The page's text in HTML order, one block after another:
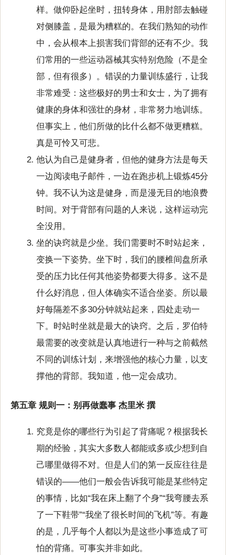
样。做仰卧起坐时，扭转身体，用肘部去触碰
对侧膝盖，是最为糟糕的。在我们熟知的动作
中，会从根本上损害我们背部的还有不少。我
们常用的一些运动器械其实特别危险（不是全
部，但有很多）。错误的力量训练盛行，让我
非常难受：这些极好的男士和女士，为了拥有
健康的身体和强壮的身材，非常努力地训练。
但事实上，他们所做的比什么都不做更糟糕。
真是可怜又可悲。
他认为自己是健身者，但他的健身方法是每天
一边阅读电子邮件，一边在跑步机上锻炼45分
钟。我不认为这是健身，而是漫无目的地浪费
时间。对于背部有问题的人来说，这样运动完
全没用。
坐的诀窍就是少坐。我们需要时不时站起来，
变换一下姿势。坐下时，我们的腰椎间盘所承
受的压力比任何其他姿势都要大得多。这不是
什么好消息，但人体确实不适合坐姿。所以最
好每隔差不多30分钟就站起来，四处走动一
下。时站时坐就是最大的诀窍。之后，罗伯特
最需要的改变就是认真地进行一种与之前截然
不同的训练计划，来增强他的核心力量，以支
撑他的背部。我知道，他一定会成功。
第五章 规则一：别再做蠢事 杰里米 撰
究竟是你的哪些行为引起了背痛呢？根据我长
期的经验，其实大多数人都能或多或少想到自
己哪里做得不对。但是人们的第一反应往往是
错误的——他们一般会告诉我可能是某些特定
的事情，比如“我在床上翻了个身”“我弯腰去系
了一下鞋带”“我坐了很长时间的飞机”等。有趣
的是，几乎每个人都以为是这些小事造成了可
怕的背痛。可事实并非如此。